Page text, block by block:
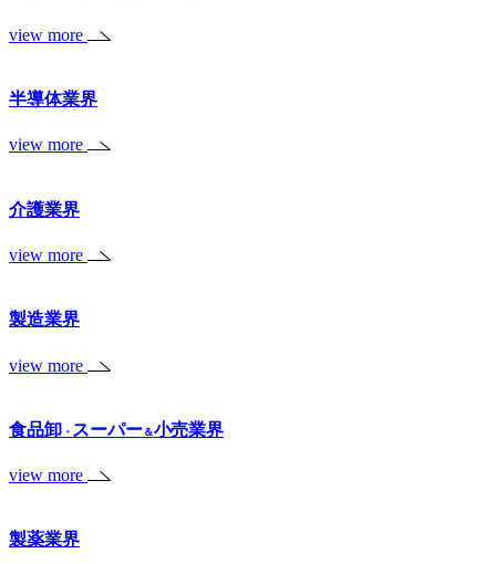
view more
半導体業界
view more
介護業界
view more
製造業界
view more
食品卸・ スーパー＆小売業界
view more
製薬業界